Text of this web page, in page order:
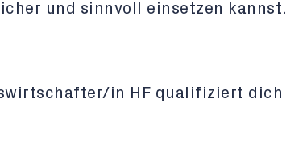
und sinnvoll einsetzen kannst.
in HF qualifiziert dich